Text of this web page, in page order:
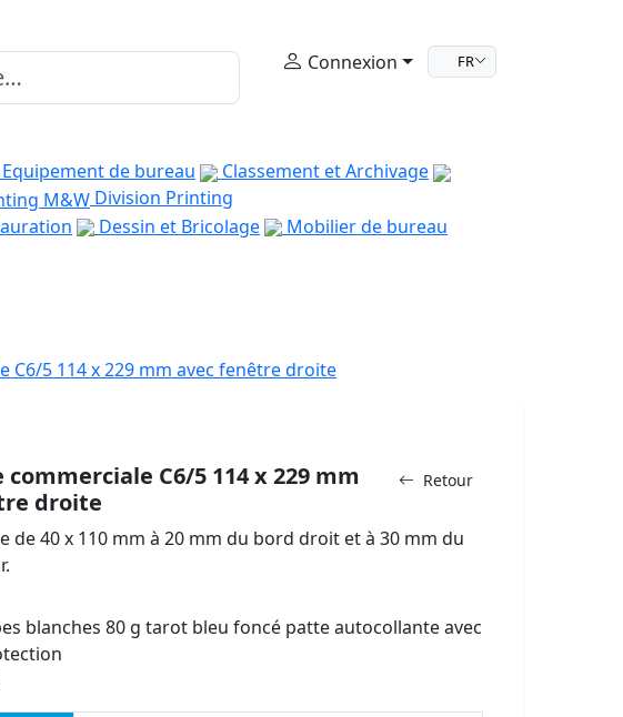
Connexion FR
de bureau
Classement et Archivage
Division Printing
Dessin et Bricolage
Mobilier de bureau
C6/5 114 x 229 mm avec fenêtre droite
Retour
commerciale C6/5 114 x 229 mm
droite
de 40 x 110 mm à 20 mm du bord droit et à 30 mm du
blanches 80 g tarot bleu foncé patte autocollante avec